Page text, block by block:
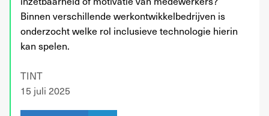
Binnen verschillende werkontwikkelbedrijven is
onderzocht welke rol inclusieve technologie hierin
kan spelen.
TINT
15 juli 2025